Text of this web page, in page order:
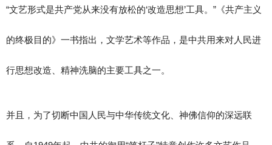
“文艺形式是共产党从来没有放松的‘改造思想’工具。”《共产主义
的终极目的》一书指出，文学艺术等作品，是中共用来对人民进
行思想改造、精神洗脑的主要工具之一。
并且，为了切断中国人民与中华传统文化、神佛信仰的深远联